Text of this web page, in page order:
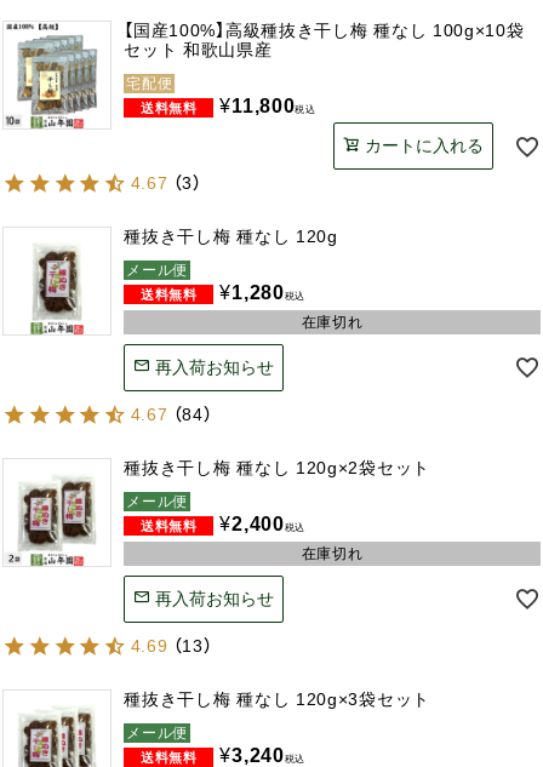
【国産100%】高級種抜き干し梅 種なし 100g×10袋
セット 和歌山県産
宅配便
¥11,800税込
カートに入れる
4.67 （3）
種抜き干し梅 種なし 120g
メール便
¥1,280税込
在庫切れ
再入荷お知らせ
4.67 （84）
種抜き干し梅 種なし 120g×2袋セット
メール便
¥2,400税込
在庫切れ
再入荷お知らせ
4.69 （13）
種抜き干し梅 種なし 120g×3袋セット
メール便
¥3,240税込